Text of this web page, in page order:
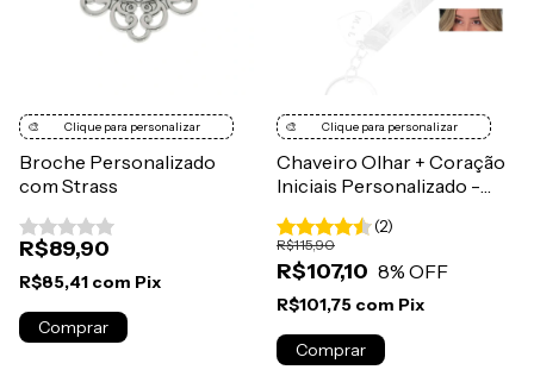
🎨 Clique para personalizar
Broche Personalizado
com Strass
R$89,90
R$85,41 com Pix
🎨 Clique para personalizar
Chaveiro Olhar + Coração
Iniciais Personalizado -
(2)
R$107,10
R$115,90
8% OFF
R$101,75 com Pix